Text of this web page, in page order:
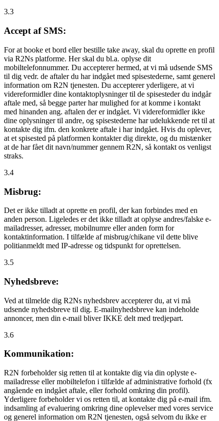
3.3
Accept af SMS:
For at booke et bord eller bestille take away, skal du oprette en profil
via R2Ns platforme. Her skal du bl.a. oplyse dit
mobiltelefonnummer. Du accepterer hermed, at vi må udsende SMS
til dig vedr. de aftaler du har indgået med spisestederne, samt generel
information om R2N tjenesten. Du accepterer yderligere, at vi
videreformidler dine kontaktoplysninger til de spisesteder du indgår
aftale med, så begge parter har mulighed for at komme i kontakt
med hinanden ang. aftalen der er indgået. Vi videreformidler ikke
dine oplysninger til andre, og spisestederne har udelukkende ret til at
kontakte dig ifm. den konkrete aftale i har indgået. Hvis du oplever,
at et spisested på platformen kontakter dig direkte, og du mistænker
at de har fået dit navn/nummer gennem R2N, så kontakt os venligst
straks.
3.4
Misbrug:
Det er ikke tilladt at oprette en profil, der kan forbindes med en
anden person. Ligeledes er det ikke tilladt at oplyse andres/falske e-
mailadresser, adresser, mobilnumre eller anden form for
kontaktinformation. I tilfælde af misbrug/chikane vil dette blive
politianmeldt med IP-adresse og tidspunkt for oprettelsen.
3.5
Nyhedsbreve:
Ved at tilmelde dig R2Ns nyhedsbrev accepterer du, at vi må
udsende nyhedsbreve til dig. E-mailnyhedsbreve kan indeholde
annoncer, men din e-mail bliver IKKE delt med tredjepart.
3.6
Kommunikation:
R2N forbeholder sig retten til at kontakte dig via din oplyste e-
mailadresse eller mobiltelefon i tilfælde af administrative forhold (fx
angående en indgået aftale, eller forhold omkring din profil).
Yderligere forbeholder vi os retten til, at kontakte dig på e-mail ifm.
indsamling af evaluering omkring dine oplevelser med vores service
og generel information om R2N tjenesten, også selvom du ikke er